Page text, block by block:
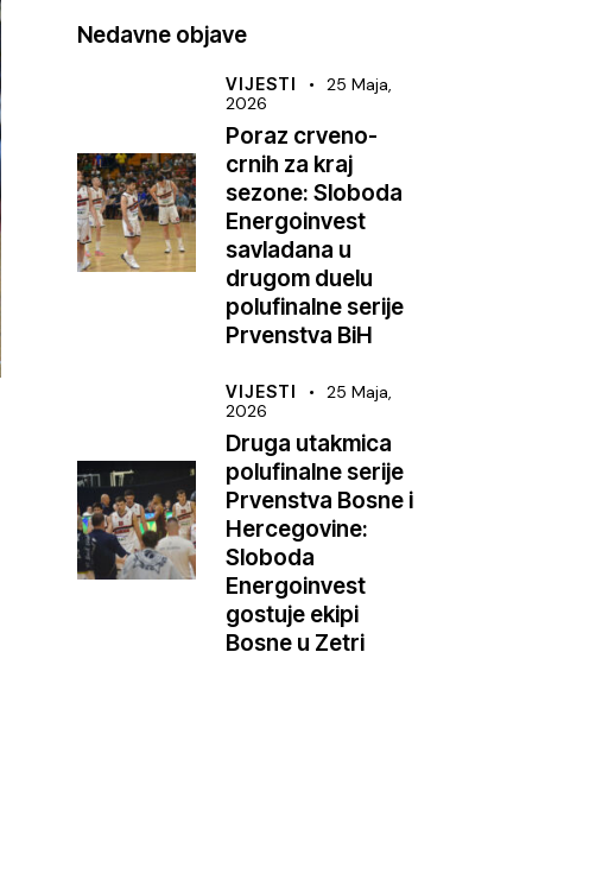
Nedavne objave
VIJESTI
25 Maja,
2026
Poraz crveno-
crnih za kraj
sezone: Sloboda
Energoinvest
savladana u
drugom duelu
polufinalne serije
Prvenstva BiH
VIJESTI
25 Maja,
2026
Druga utakmica
polufinalne serije
Prvenstva Bosne i
Hercegovine:
Sloboda
Energoinvest
gostuje ekipi
Bosne u Zetri